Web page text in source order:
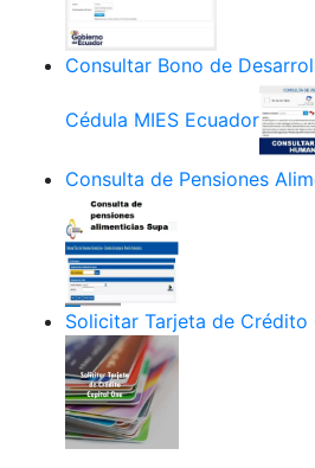
Consultar Bono de
Cédula MIES Ecuador
Consulta de Pensiones
Solicitar Tarjeta de Crédito